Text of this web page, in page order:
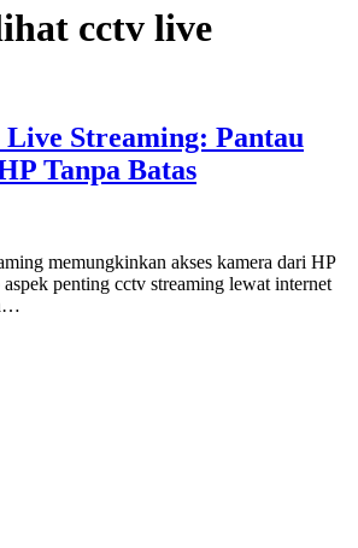
cctv live
Streaming: Pantau
Tanpa Batas
memungkinkan akses kamera dari HP
aspek penting cctv streaming lewat internet